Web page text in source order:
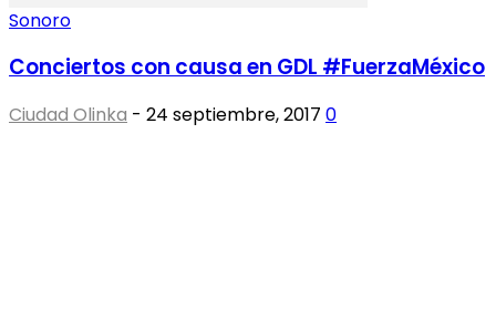
Sonoro
Conciertos con causa en GDL #FuerzaMéxico
Ciudad Olinka - 24 septiembre, 2017 0